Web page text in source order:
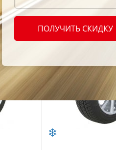
ПОЛУЧИТЬ СКИДКУ